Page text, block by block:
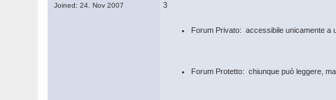
Joined: 24. Nov 2007
3
Forum Privato: accessibile unicamente a
Forum Protetto: chiunque può leggere,